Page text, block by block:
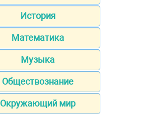
История
Математика
Музыка
Обществознание
Окружающий мир